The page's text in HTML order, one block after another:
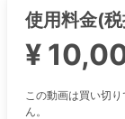
使用料金(
¥
この動画は買い切
ん。